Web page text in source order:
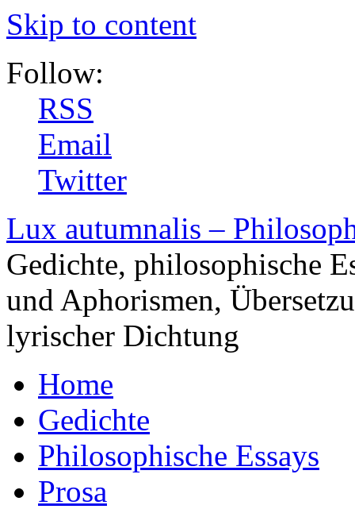
Skip to content
Follow:
RSS
Email
Twitter
Lux autumnalis –
Gedichte, philosophische
und Aphorismen,
lyrischer Dichtung
Home
Gedichte
Philosophische Essays
Prosa